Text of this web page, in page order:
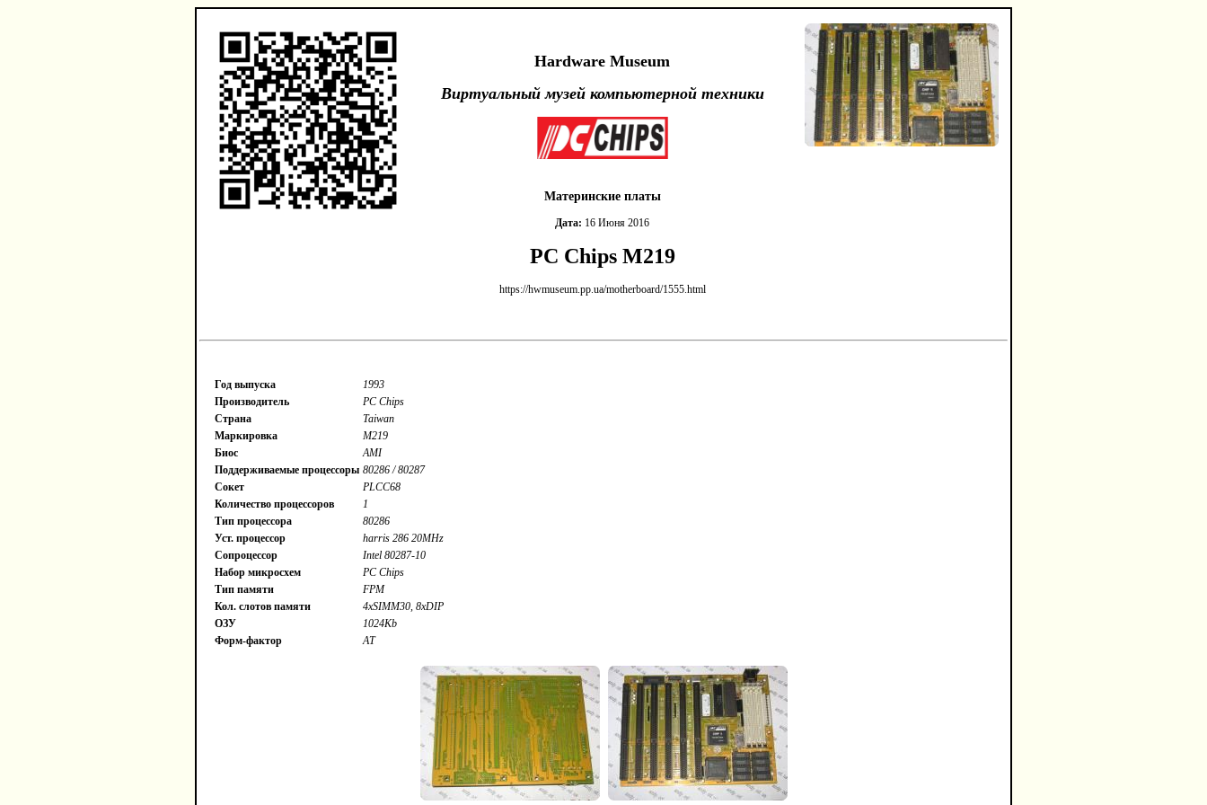
Hardware Museum
Виртуальный музей компьютерной техники
Материнские платы
Дата: 16 Июня 2016
PC Chips M219
https://hwmuseum.pp.ua/motherboard/1555.html
Год выпуска
1993
Производитель
PC Chips
Страна
Taiwan
Маркировка
M219
Биос
AMI
Поддерживаемые процессоры 80286 / 80287
Сокет
PLCC68
Количество процессоров
1
Тип процессора
80286
Уст. процессор
harris 286 20MHz
Сопроцессор
Intel 80287-10
Набор микросхем
PC Chips
Тип памяти
FPM
Кол. слотов памяти
4xSIMM30, 8xDIP
ОЗУ
1024Kb
Форм-фактор
AT